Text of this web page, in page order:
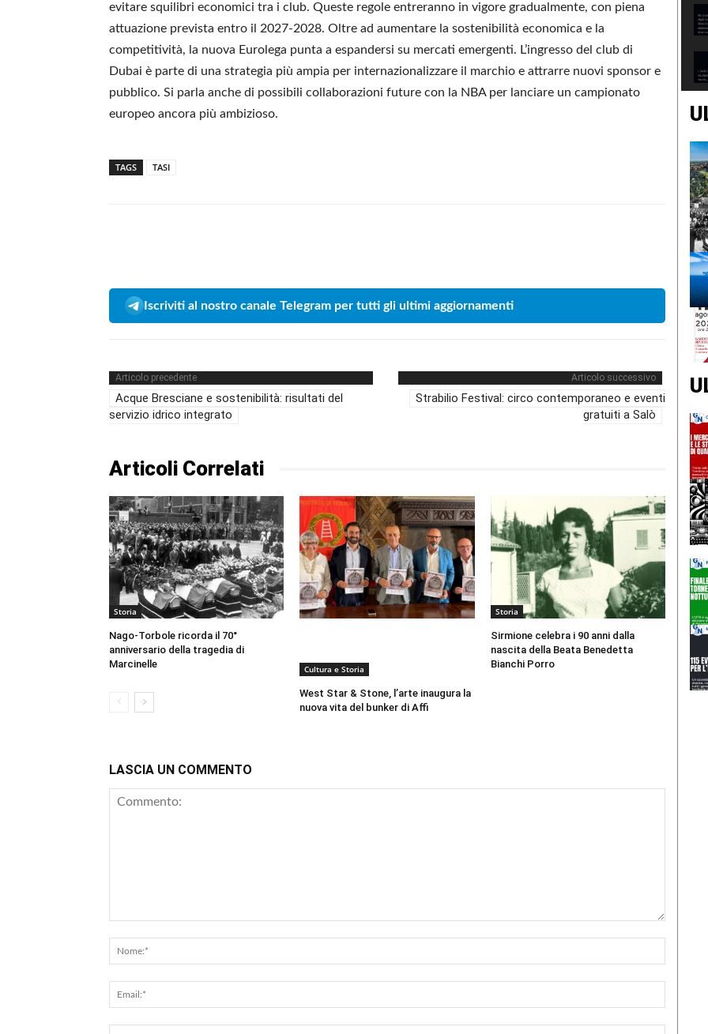
evitare squilibri economici tra i club. Queste regole entreranno in vigore gradualmente, con piena
attuazione prevista entro il 2027-2028. Oltre ad aumentare la sostenibilità economica e la
competitività, la nuova Eurolega punta a espandersi su mercati emergenti. L’ingresso del club di
Dubai è parte di una strategia più ampia per internazionalizzare il marchio e attrarre nuovi sponsor e
pubblico. Si parla anche di possibili collaborazioni future con la NBA per lanciare un campionato
europeo ancora più ambizioso.
TAGS TASI
Iscriviti al nostro canale Telegram per tutti gli ultimi aggiornamenti
Articolo precedente
Acque Bresciane e sostenibilità: risultati del
servizio idrico integrato
Articolo successivo
Strabilio Festival: circo contemporaneo e eventi
gratuiti a Salò
Articoli Correlati
Storia
Nago-Torbole ricorda il 70°
anniversario della tragedia di
Marcinelle
Cultura e Storia
West Star & Stone, l’arte inaugura la
nuova vita del bunker di Affi
Storia
Sirmione celebra i 90 anni dalla
nascita della Beata Benedetta
Bianchi Porro
LASCIA UN COMMENTO